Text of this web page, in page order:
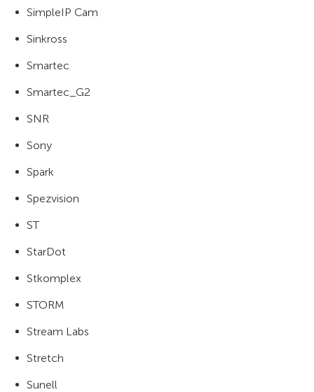
SimpleIP Cam
Sinkross
Smartec
Smartec_G2
SNR
Sony
Spark
Spezvision
ST
StarDot
Stkomplex
STORM
Stream Labs
Stretch
Sunell